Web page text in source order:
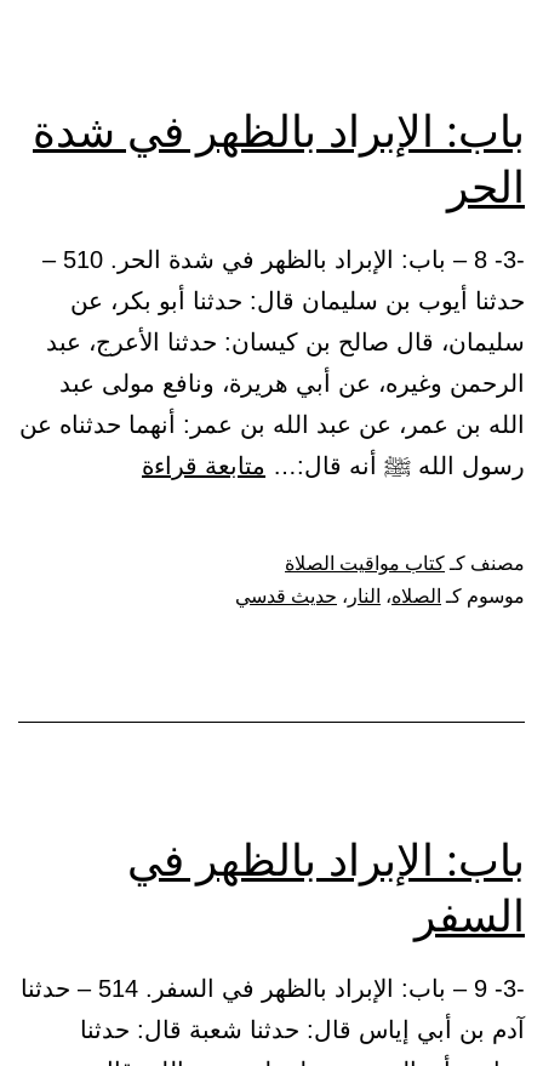
باب: الإبراد بالظهر في شدة
الحر
-3- 8 – باب: الإبراد بالظهر في شدة الحر. 510 –
حدثنا أيوب بن سليمان قال: حدثنا أبو بكر، عن
سليمان، قال صالح بن كيسان: حدثنا الأعرج، عبد
الرحمن وغيره، عن أبي هريرة، ونافع مولى عبد
الله بن عمر، عن عبد الله بن عمر: أنهما حدثناه عن
رسول الله ﷺ أنه قال:… متابعة قراءة
مصنف كـ كتاب مواقيت الصلاة
موسوم كـ الصلاه، النار ، حديث قدسي
باب: الإبراد بالظهر في
السفر
-3- 9 – باب: الإبراد بالظهر في السفر. 514 – حدثنا
آدم بن أبي إياس قال: حدثنا شعبة قال: حدثنا